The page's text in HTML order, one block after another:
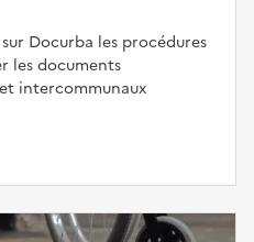
Docurba les procédures
les documents
intercommunaux